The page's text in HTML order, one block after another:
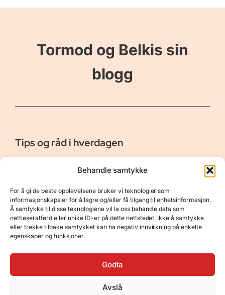
Behandle samtykke
For å gi de beste opplevelsene bruker vi teknologier som
informasjonskapsler for å lagre og/eller få tilgang til enhetsinformasjon.
Å samtykke til disse teknologiene vil la oss behandle data som
nettleseratferd eller unike ID-er på dette nettstedet. Ikke å samtykke
eller trekke tilbake samtykket kan ha negativ innvirkning på enkelte
egenskaper og funksjoner.
Godta
Avslå
Tormod og Belkis sin
blogg
Tips og råd i hverdagen
Er vår bloggside hvor vi ønsker å dele våre opplevelser og
gi deg råd og tips innen reiser, hotell - og restauranter,
naturopplevelser, personlig pleie, data, film og bøker m.m.
Nyttige Linker
Om oss
Kontakt
Resurser
Personvernerklæring
Opphavsrett